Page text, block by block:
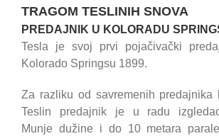
TRAGOM TESLINIH SNOVA
PREDAJNIK U KOLORADU
Tesla je svoj prvi pojačivački
Kolorado Springsu 1899.
Za razliku od savremenih predajnika
Teslin predajnik je u radu
Munje dužine i do 10 metara